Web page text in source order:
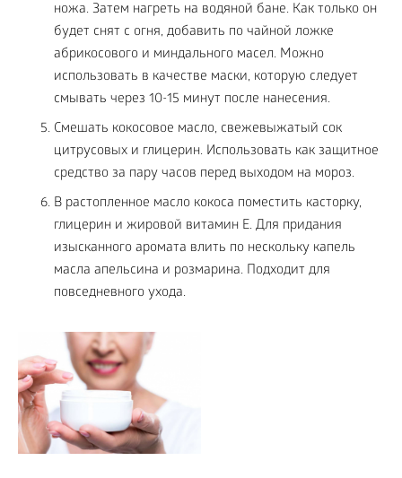
ножа. Затем нагреть на водяной бане. Как только он
будет снят с огня, добавить по чайной ложке
абрикосового и миндального масел. Можно
использовать в качестве маски, которую следует
смывать через 10-15 минут после нанесения.
Смешать кокосовое масло, свежевыжатый сок
цитрусовых и глицерин. Использовать как защитное
средство за пару часов перед выходом на мороз.
В растопленное масло кокоса поместить касторку,
глицерин и жировой витамин Е. Для придания
изысканного аромата влить по нескольку капель
масла апельсина и розмарина. Подходит для
повседневного ухода.